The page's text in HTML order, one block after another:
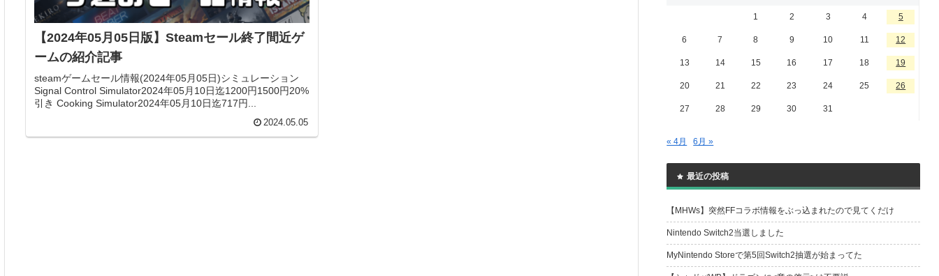
【2024年05月05日版】Steamセール終了間近ゲ
ームの紹介記事
steamゲームセール情報(2024年05月05日)シミュレーション
Signal Control Simulator2024年05月10日迄1200円1500円20%
引き Cooking Simulator2024年05月10日迄717円...
2024.05.05
1 2 3 4 5
6 7 8 9 10 11 12
13 14 15 16 17 18 19
20 21 22 23 24 25 26
27 28 29 30 31
« 4月 6月 »
最近の投稿
【MHWs】突然FFコラボ情報をぶっ込まれたので見てくだけ
Nintendo Switch2当選しました
MyNintendo Storeで第5回Switch2抽選が始まってた